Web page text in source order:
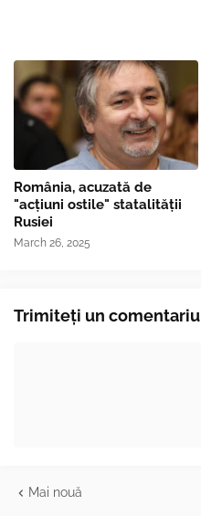
România, acuzată de
"acțiuni ostile" statalității
Rusiei
March 26, 2025
Trimiteți un comentariu
Mai nouă